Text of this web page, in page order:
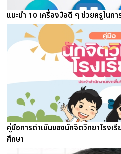
แนะนำ 10 เครื่องมือดี ๆ ช่วยครูในก
คู่มือการดำเนินของนักจิตวิทยาโรงเ
ศึกษา